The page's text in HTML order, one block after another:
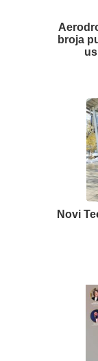
broja
Novi